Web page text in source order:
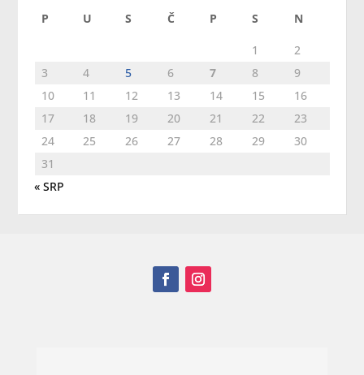
P U S Č P S N
1
2
3
4 5 6 7 8
9
10
11 12 13 14 15
16
17
18 19 20 21 22
23
24
25 26 27 28 29
30
31
« SRP